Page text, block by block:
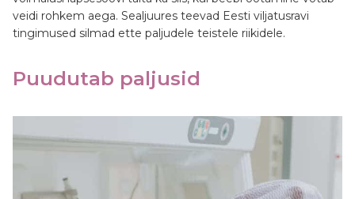
KKK
viljatusravis
Broneeri
veidi rohkem aega. Sealjuures teevad Eesti viljatusravi
tingimused silmad ette paljudele teistele riikidele.
Puudutab paljusid